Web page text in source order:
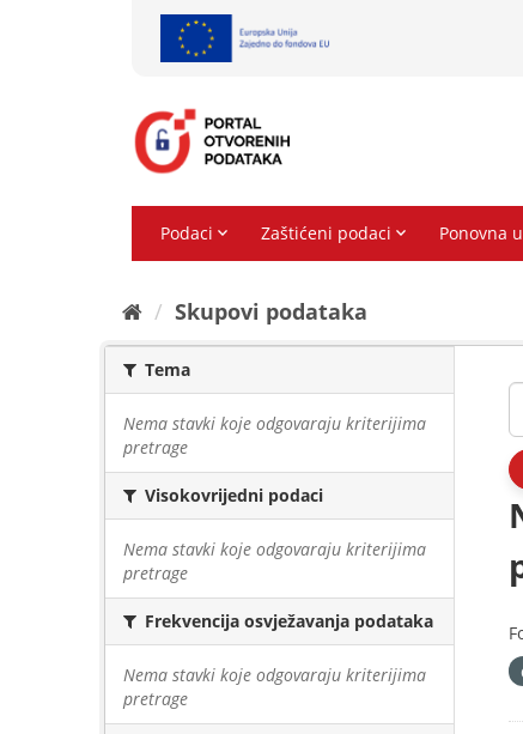
Skupovi podаtаkа
Tema
Nema stavki koje odgovaraju kriterijima
pretrage
Visokovrijedni podaci
Nema stavki koje odgovaraju kriterijima
pretrage
Frekvencija osvježavanja podataka
Nema stavki koje odgovaraju kriterijima
pretrage